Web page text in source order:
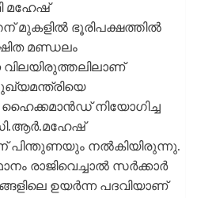
മഹേഷ്
മുകളിൽ ഭൂരിപക്ഷത്തിൽ
മണ്ഡലം
വിലയിരുത്തലിലാണ്
ഹൈക്കമാൻഡ് നിയോഗിച്ച
പിന്തുണയും നൽകിയിരുന്നു.
രാജിവെച്ചാൽ സർക്കാർ
ഉയർന്ന പദവിയാണ്